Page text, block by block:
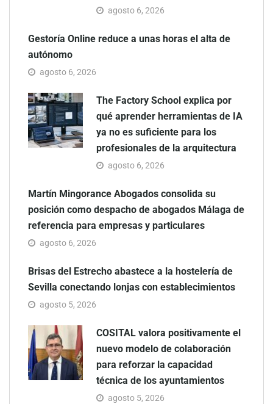
agosto 6, 2026
Gestoría Online reduce a unas horas el alta de
autónomo
agosto 6, 2026
The Factory School explica por
qué aprender herramientas de IA
ya no es suficiente para los
profesionales de la arquitectura
agosto 6, 2026
Martín Mingorance Abogados consolida su
posición como despacho de abogados Málaga de
referencia para empresas y particulares
agosto 6, 2026
Brisas del Estrecho abastece a la hostelería de
Sevilla conectando lonjas con establecimientos
agosto 5, 2026
COSITAL valora positivamente el
nuevo modelo de colaboración
para reforzar la capacidad
técnica de los ayuntamientos
agosto 5, 2026